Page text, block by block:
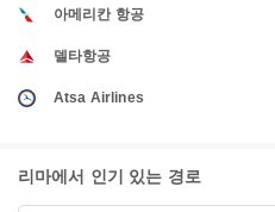
아메리칸 항공
델타항공
Atsa Airlines
리마에서 인기 있는 경로